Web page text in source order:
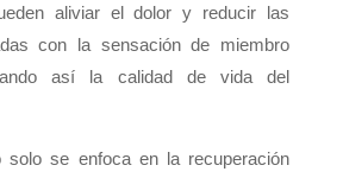
aliviar el dolor y reducir las
con la sensación de miembro
así la calidad de vida del
solo se enfoca en la recuperación